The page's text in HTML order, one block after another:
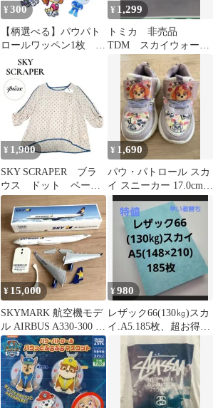
¥ 300
【柄選べる】パウパト
ロールワッペン1枚 進
め！オクトノーツワッ
ペン
¥ 1,299
トミカ 非売品
TDM スカイウォータ
ーキャノン 1台
¥ 1,900
SKY SCRAPER ブラ
ウス ドット ベージ
ュ 七分袖 青 M
¥ 1,690
パウ・パトロール スカ
イ スニーカー 17.0cm
靴 パウパト
¥ 15,000
SKYMARK 航空機モデ
ル AIRBUS A330-300 モ
デルプレーン
¥980
レザック66(130㎏)スカ
イ.A5.185枚、超お得商